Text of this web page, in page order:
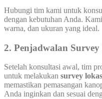
Hubungi tim kami untuk
dengan kebutuhan Anda.
warna, dan ukuran yang ideal.
2. Penjadwalan
Setelah konsultasi awal, tim
untuk melakukan survey
memastikan pemasangan
Anda inginkan dan sesuai